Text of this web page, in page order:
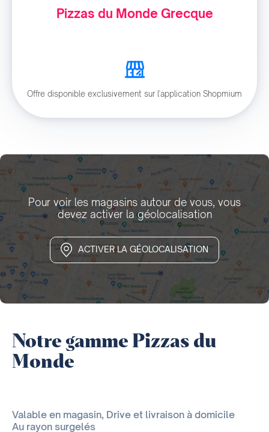
Pizzas du Monde Grecque
Offre disponible exclusivement sur l'application Shopmium
Pour voir les magasins autour de vous, vous
devez activer la géolocalisation
ACTIVER LA GÉOLOCALISATION
Notre gamme Pizzas du
Monde
Valable en magasin, Drive et livraison à domicile
Au rayon surgelés